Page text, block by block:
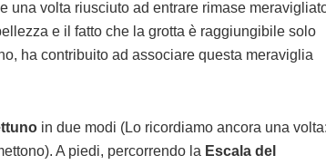
una volta riusciuto ad entrare rimase
e il fatto che la grotta è raggiungibile solo
ha contribuito ad associare questa meraviglia
in due modi (Lo ricordiamo ancora una volta:
A piedi, percorrendo la Escala del